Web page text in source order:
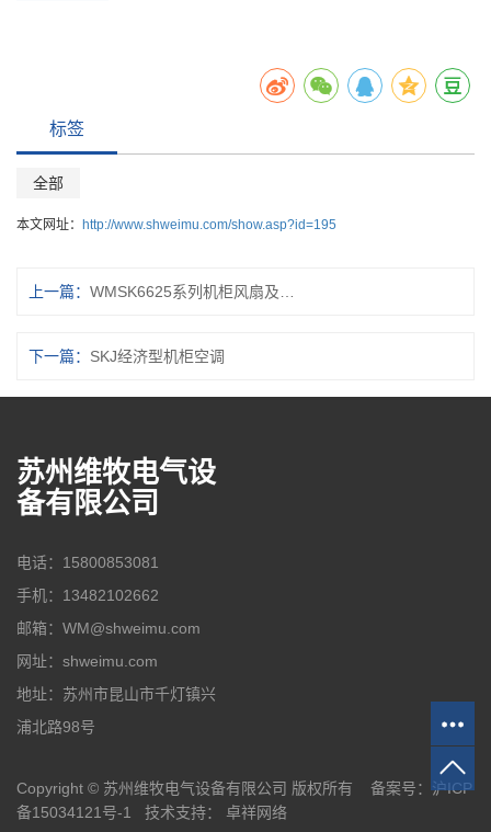
标签
全部
本文网址： http://www.shweimu.com/show.asp?id=195
上一篇： WMSK6625系列机柜风扇及过滤器
下一篇： SKJ经济型机柜空调
苏州维牧电气设
备有限公司
电话：15800853081
手机：13482102662
邮箱：WM@shweimu.com
网址：shweimu.com
地址：苏州市昆山市千灯镇兴
浦北路98号
Copyright © 苏州维牧电气设备有限公司 版权所有 备案号：沪ICP
备15034121号-1
技术支持： 卓祥网络